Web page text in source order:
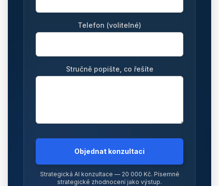
Telefon (volitelné)
Stručně popište, co řešíte
Strategická AI konzultace — 20 000 Kč. Písemné
strategické zhodnocení jako výstup.